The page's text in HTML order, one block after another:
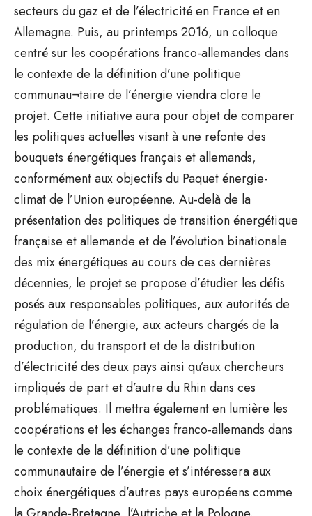
secteurs du gaz et de l’électricité en France et en
Allemagne. Puis, au printemps 2016, un colloque
centré sur les coopérations franco-allemandes dans
le contexte de la définition d’une politique
communau¬taire de l’énergie viendra clore le
projet. Cette initiative aura pour objet de comparer
les politiques actuelles visant à une refonte des
bouquets énergétiques français et allemands,
conformément aux objectifs du Paquet énergie-
climat de l’Union européenne. Au-delà de la
présentation des politiques de transition énergétique
française et allemande et de l’évolution binationale
des mix énergétiques au cours de ces dernières
décennies, le projet se propose d’étudier les défis
posés aux responsables politiques, aux autorités de
régulation de l’énergie, aux acteurs chargés de la
production, du transport et de la distribution
d’électricité des deux pays ainsi qu’aux chercheurs
impliqués de part et d’autre du Rhin dans ces
problématiques. Il mettra également en lumière les
coopérations et les échanges franco-allemands dans
le contexte de la définition d’une politique
communautaire de l’énergie et s’intéressera aux
choix énergétiques d’autres pays européens comme